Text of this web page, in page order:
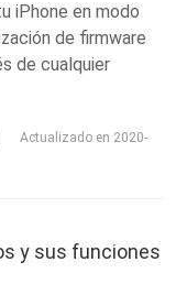
iPhone en modo
de firmware
de cualquier
Actualizado en 2020-
y sus funciones